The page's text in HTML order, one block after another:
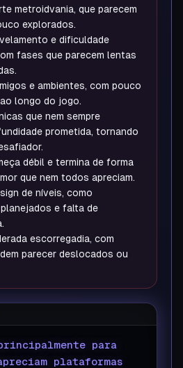
metroidvania, que parecem
explorados.
e dificuldade
fases que parecem lentas
e ambientes, com pouco
longo do jogo.
que nem sempre
prometida, tornando
débil e termina de forma
que nem todos apreciam.
de níveis, como
e falta de
escorregadia, com
parecer deslocados ou
principalmente para
plataformas